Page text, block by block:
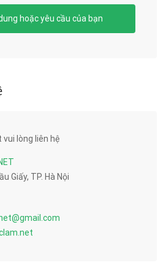
hoặc yêu cầu của bạn
lòng liên hệ
Giấy, TP. Hà Nội